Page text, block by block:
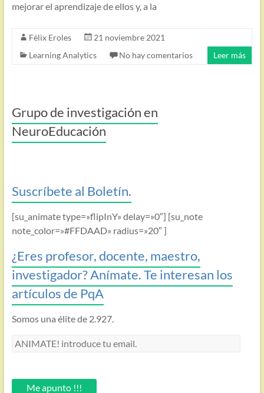
mejorar el aprendizaje de ellos y, a la
Félix Eroles
21 noviembre 2021
Learning Analytics
No hay comentarios Leer más
Grupo de investigación en
NeuroEducación
Suscríbete al Boletín.
[su_animate type=»flipInY» delay=»0″] [su_note
note_color=»#FFDAAD» radius=»20″ ]
¿Eres profesor, docente, maestro,
investigador? Anímate. Te interesan los
artículos de PqA
Somos una élite de 2.927.
ANIMATE!
email.Me apunto !!!